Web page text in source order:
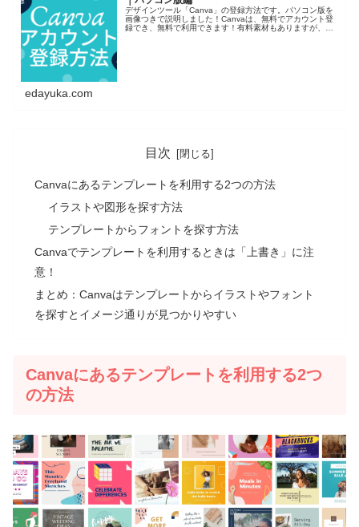
デザインツール「Canva」の登録方法です。パソコン版を
画像つきで説明しました！Canvaは、無料でアカウント登
録でき、無料で利用できます！有料素材もありますが、わ
edayuka.com
目次
Canvaにあるテンプレートを利用する2つの方法
イラストや図形を探す方法
テンプレートからフォントを探す方法
Canvaでテンプレートを利用するときは「上書き」に注
意！
まとめ：Canvaはテンプレートからイラストやフォント
を探すとイメージ通りが見つかりやすい
Canvaにあるテンプレートを利用する2つ
の方法